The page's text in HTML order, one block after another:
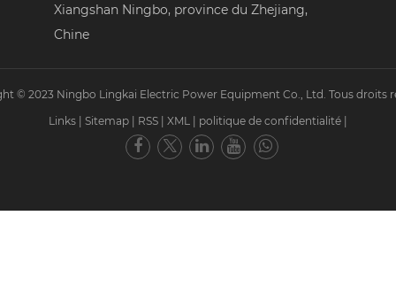
Xiangshan Ningbo, province du Zhejiang,
Chine
© 2023 Ningbo Lingkai Electric Power Equipment Co., Ltd. Tous droits
Links
Sitemap RSS XML politique de confidentialité